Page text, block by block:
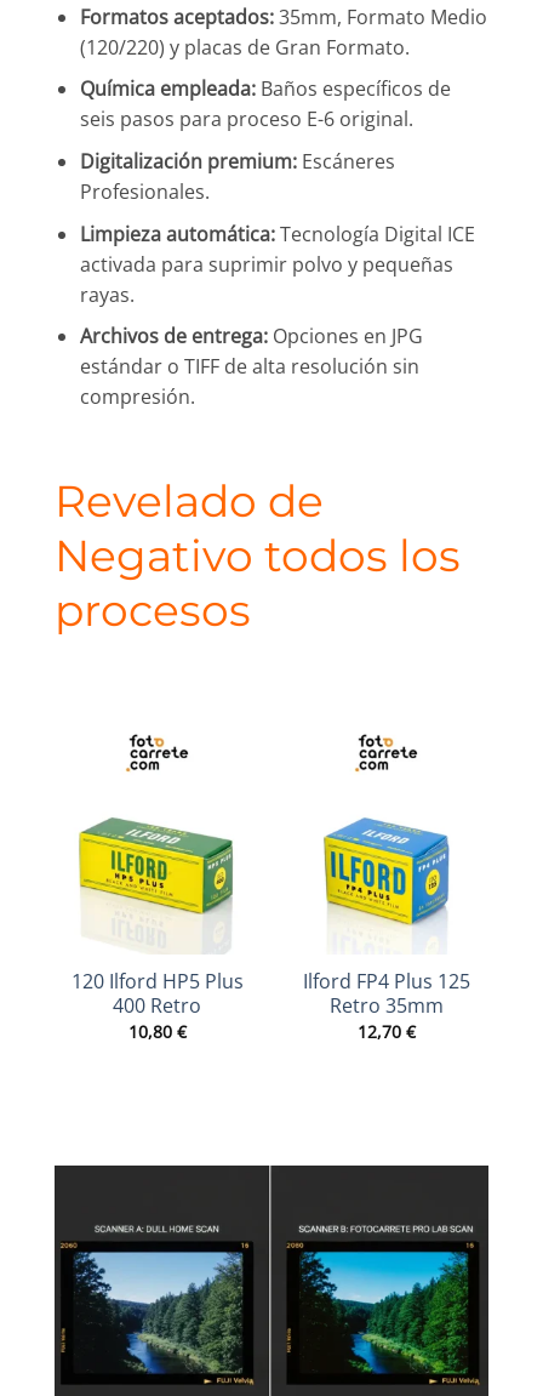
Formatos aceptados:35mm, Formato Medio
(120/220) y placas de Gran Formato.
Química empleada:Baños específicos de
seis pasos para proceso E-6 original.
Digitalización premium:Escáneres
Profesionales.
Limpieza automática:Tecnología Digital ICE
activada para suprimir polvo y pequeñas
rayas.
Archivos de entrega:Opciones en JPG
estándar o TIFF de alta resolución sin
compresión.
Revelado de
Negativo todos los
procesos
120 Ilford HP5 Plus
400 Retro
10,80 €
Ilford FP4 Plus 125
Retro 35mm
12,70 €